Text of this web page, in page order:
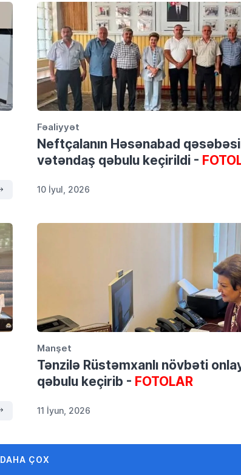
Fəaliyyət
Neftçalanın Həsənabad
vətəndaş qəbulu keçirildi -
10 İyul, 2026
Manşet
Tənzilə Rüstəmxanlı növbəti
qəbulu keçirib - FOTOLAR
11 İyun, 2026
DAHA ÇOX